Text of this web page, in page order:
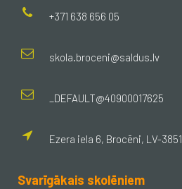
+371 638 656 05
skola.broceni@saldus.lv
_DEFAULT@40900017625
Ezera iela 6, Brocēni, LV-3851
Svarīgākais skolēniem